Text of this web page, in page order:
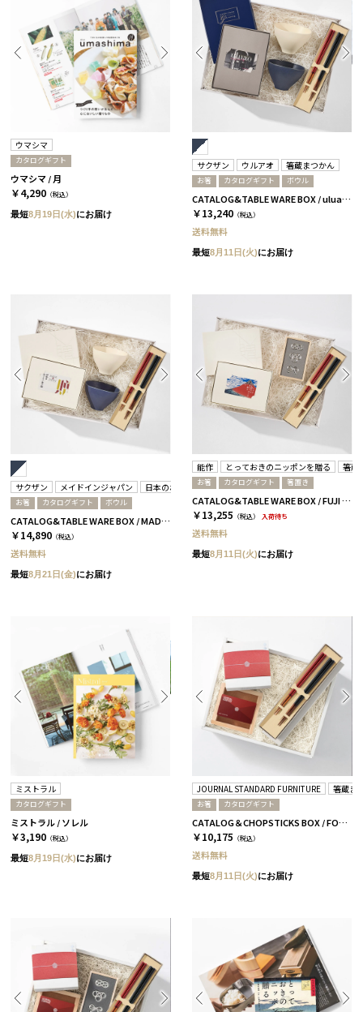
ウマシマ
カタログギフト
ウマシマ / 月
￥4,290 （税込）
最短8月19日(水)にお届け
サクザン ウルアオ 箸蔵まつかん
お箸 カタログギフト ボウル
CATALOG&TABLE WARE BOX / uluao / ネイビー&ホワイト / 全5種 アウレリアーナ
￥13,240 （税込）
送料無料
最短8月11日(火)にお届け
サクザン メイドインジャパン 日本のおいしい食べ物 箸蔵まつかん
お箸 カタログギフト ボウル
CATALOG&TABLE WARE BOX / MADE IN JAPAN / ネイビー&ホワイト / 全5種 C MJ06＋橙
￥14,890 （税込）
送料無料
最短8月21日(金)にお届け
能作 とっておきのニッポンを贈る 箸蔵
お箸 カタログギフト 箸置き
CATALOG&TABLE WARE BOX / FUJI / 紅白 / 全5種 栄-C
￥13,255 （税込） 入荷待ち
送料無料
最短8月11日(火)にお届け
ミストラル
カタログギフト
ミストラル / ソレル
￥3,190 （税込）
最短8月19日(水)にお届け
JOURNAL STANDARD FURNITURE 箸蔵ま
お箸 カタログギフト
CATALOG＆CHOPSTICKS BOX / FORMAL / 全3種 椿
￥10,175 （税込）
送料無料
最短8月11日(火)にお届け